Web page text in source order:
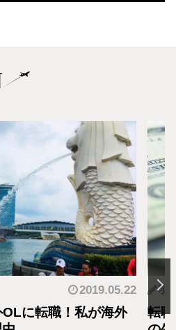
2019.05.22
OLに転職！私が海外
羽
転